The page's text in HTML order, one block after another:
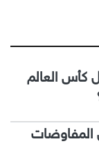
كأس العالم
المفاوضات